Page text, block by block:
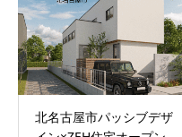
北名古屋市パッシブデザ